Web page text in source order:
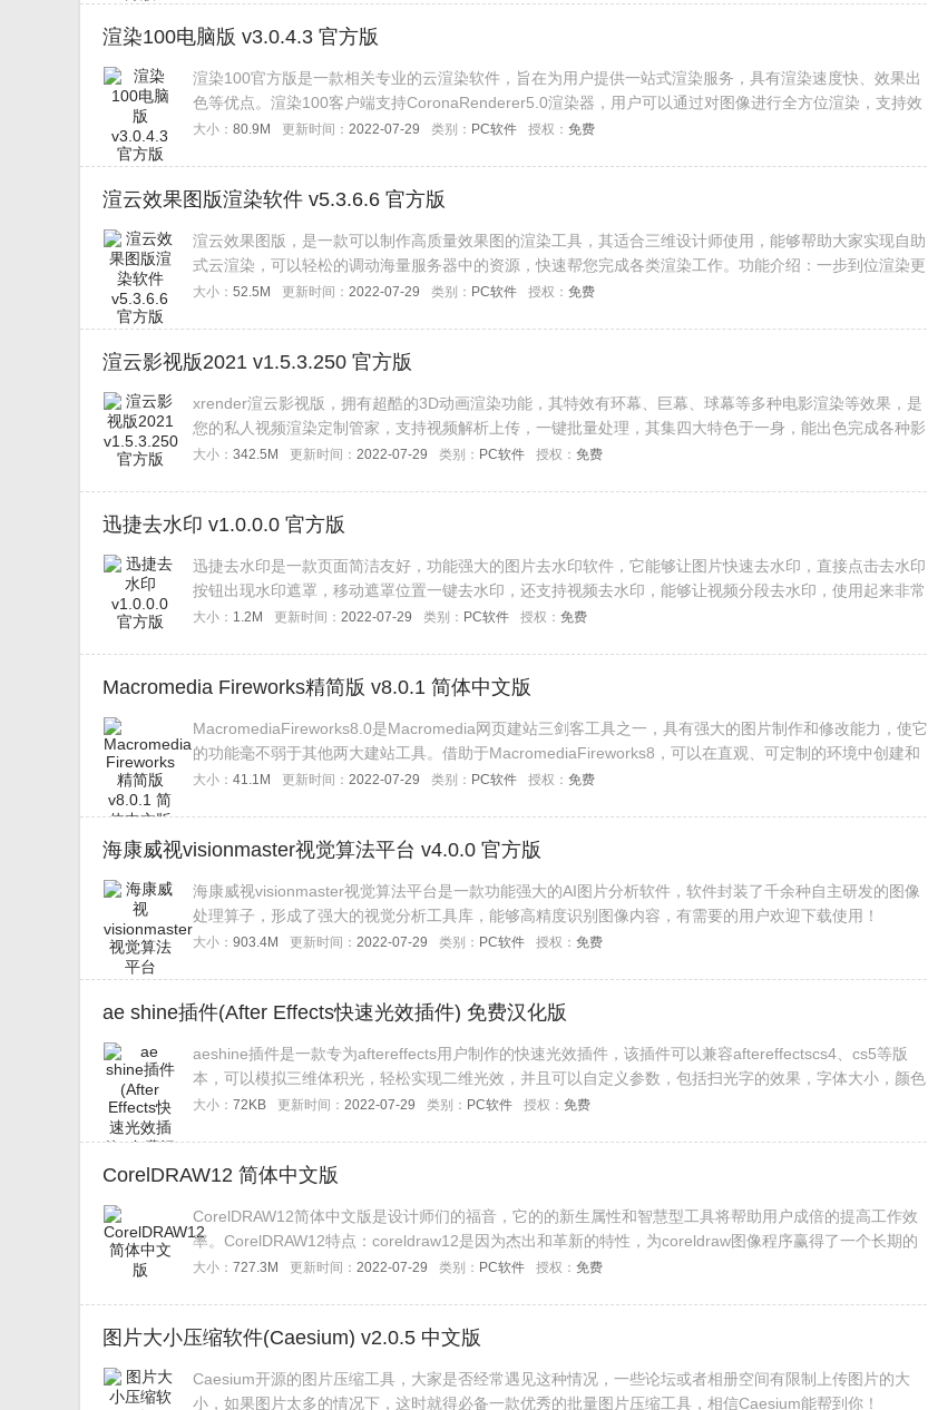
渲染100电脑版 v3.0.4.3 官方版
渲染100官方版是一款相关专业的云渲染软件，旨在为用户提供一站式渲染服务，具有渲染速度快、效果出
色等优点。渲染100客户端支持CoronaRenderer5.0渲染器，用户可以通过对图像进行全方位渲染，支持效
果实时预览。
大小： 80.9M 更新时间： 2022-07-29 类别： PC软件 授权： 免费
渲云效果图版渲染软件 v5.3.6.6 官方版
渲云效果图版，是一款可以制作高质量效果图的渲染工具，其适合三维设计师使用，能够帮助大家实现自助
式云渲染，可以轻松的调动海量服务器中的资源，快速帮您完成各类渲染工作。功能介绍：一步到位渲染更
简单：在3dsMax制作过程中提交渲染文件即可，客户端操作更直观
大小： 52.5M 更新时间： 2022-07-29 类别： PC软件 授权： 免费
渲云影视版2021 v1.5.3.250 官方版
xrender渲云影视版，拥有超酷的3D动画渲染功能，其特效有环幕、巨幕、球幕等多种电影渲染等效果，是
您的私人视频渲染定制管家，支持视频解析上传，一键批量处理，其集四大特色于一身，能出色完成各种影
视级。
大小： 342.5M 更新时间： 2022-07-29 类别： PC软件 授权： 免费
迅捷去水印 v1.0.0.0 官方版
迅捷去水印是一款页面简洁友好，功能强大的图片去水印软件，它能够让图片快速去水印，直接点击去水印
按钮出现水印遮罩，移动遮罩位置一键去水印，还支持视频去水印，能够让视频分段去水印，使用起来非常
的方便，欢迎下载。
大小： 1.2M 更新时间： 2022-07-29 类别： PC软件 授权： 免费
Macromedia Fireworks精简版 v8.0.1 简体中文版
MacromediaFireworks8.0是Macromedia网页建站三剑客工具之一，具有强大的图片制作和修改能力，使它
的功能毫不弱于其他两大建站工具。借助于MacromediaFireworks8，可以在直观、可定制的环境中创建和
优化用于网页的图像并进行精确控制。Fireworks业界领先的优
大小： 41.1M 更新时间： 2022-07-29 类别： PC软件 授权： 免费
海康威视visionmaster视觉算法平台 v4.0.0 官方版
海康威视visionmaster视觉算法平台是一款功能强大的AI图片分析软件，软件封装了千余种自主研发的图像
处理算子，形成了强大的视觉分析工具库，能够高精度识别图像内容，有需要的用户欢迎下载使用！
大小： 903.4M 更新时间： 2022-07-29 类别： PC软件 授权： 免费
ae shine插件(After Effects快速光效插件) 免费汉化版
aeshine插件是一款专为aftereffects用户制作的快速光效插件，该插件可以兼容aftereffectscs4、cs5等版
本，可以模拟三维体积光，轻松实现二维光效，并且可以自定义参数，包括扫光字的效果，字体大小，颜色
等，后期制作非常实用。
大小： 72KB 更新时间： 2022-07-29 类别： PC软件 授权： 免费
CorelDRAW12 简体中文版
CorelDRAW12简体中文版是设计师们的福音，它的的新生属性和智慧型工具将帮助用户成倍的提高工作效
率。CorelDRAW12特点：coreldraw12是因为杰出和革新的特性，为coreldraw图像程序赢得了一个长期的
的声誉。这套新程序包超越了以往人们看到的任何图像程序的
大小： 727.3M 更新时间： 2022-07-29 类别： PC软件 授权： 免费
图片大小压缩软件(Caesium) v2.0.5 中文版
Caesium开源的图片压缩工具，大家是否经常遇见这种情况，一些论坛或者相册空间有限制上传图片的大
小，如果图片太多的情况下，这时就得必备一款优秀的批量图片压缩工具，相信Caesium能帮到你！